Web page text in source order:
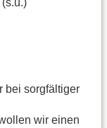
bei sorgfältiger
wir einen